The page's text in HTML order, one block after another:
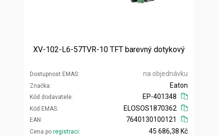
XV-102-L6-57TVR-10 TFT barevný dotykový
Dostupnost EMAS na objednávku
Značka
Kód dodavatele
Eaton
EP-401348
Kód EMAS
EAN
ELOSOS1870362
7640130100121
Cena po registraci
45 686,38 Kč